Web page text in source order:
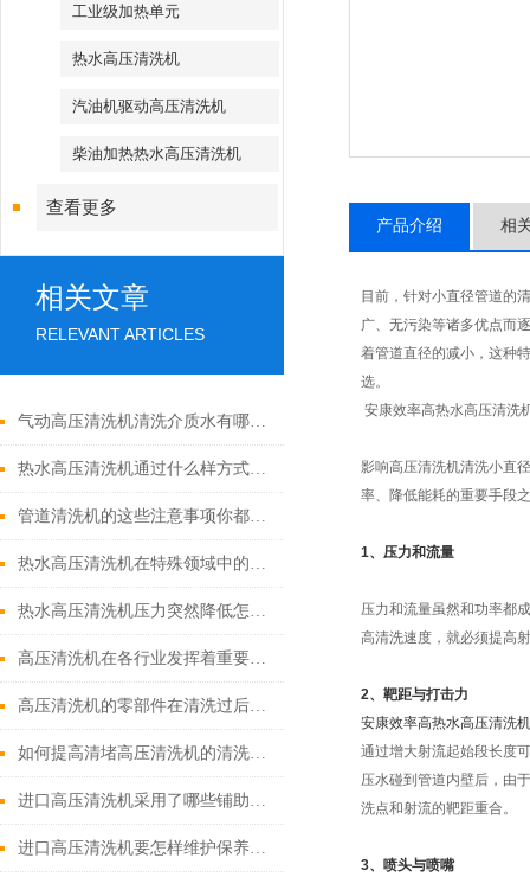
工业级加热单元
热水高压清洗机
汽油机驱动高压清洗机
柴油加热热水高压清洗机
查看更多
相关文章
RELEVANT ARTICLES
气动高压清洗机清洗介质水有哪些优点
热水高压清洗机通过什么样方式来实现增压呢
管道清洗机的这些注意事项你都落实到位了吗
热水高压清洗机在特殊领域中的应用
热水高压清洗机压力突然降低怎么回事
高压清洗机在各行业发挥着重要的作用
高压清洗机的零部件在清洗过后还需要注意什么
如何提高清堵高压清洗机的清洗效果？
进口高压清洗机采用了哪些铺助系统
进口高压清洗机要怎样维护保养才算合理呢
产品介绍 相
目前，针对小直径管道的
广、无污染等诸多优点而
着管道直径的减小，这种
选。
安康效率高热水高压清洗
影响高压清洗机清洗小直
率、降低能耗的重要手段
1、压力和流量
压力和流量虽然和功率都
高清洗速度，就必须提高
2、靶距与打击力
安康效率高热水高压清洗机
通过增大射流起始段长度
压水碰到管道内壁后，由
洗点和射流的靶距重合。
3、喷头与喷嘴